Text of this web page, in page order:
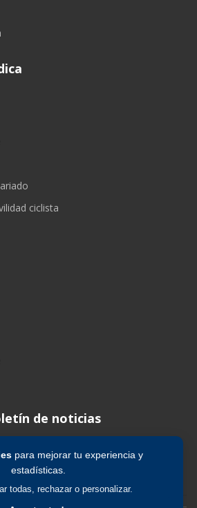
para mejorar tu experiencia y
estadísticas.
todas, rechazar o personalizar.
ciclista
de noticias
Suscribirse